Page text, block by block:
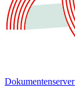
Dokumentenserver